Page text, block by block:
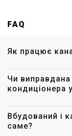
FAQ
Як працює
Чи виправдана
кондиціонера
Вбудований і
саме?